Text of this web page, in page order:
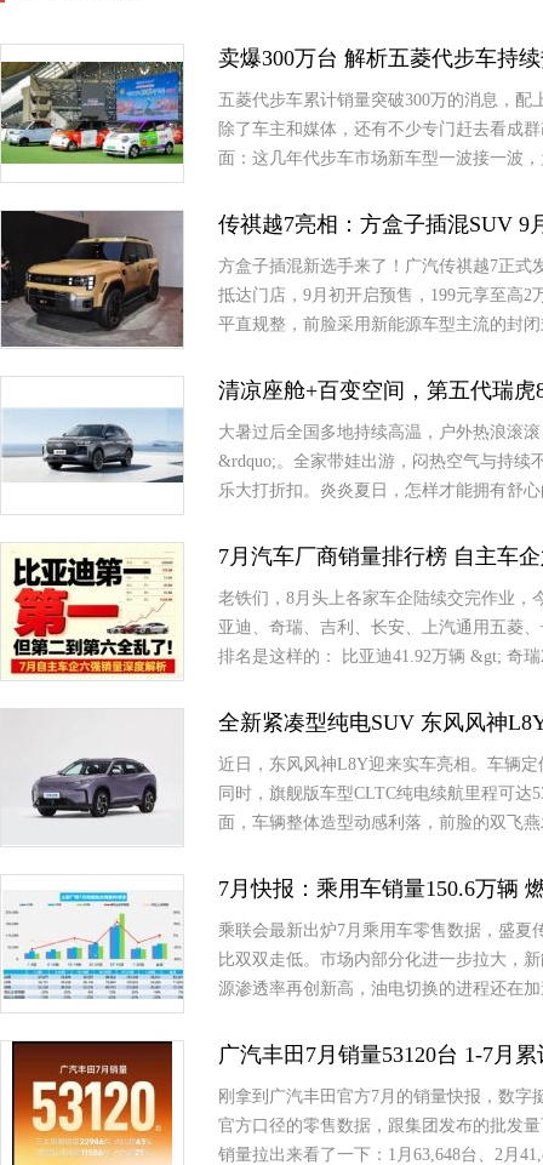
卖爆300万台 解析五菱代步车持
五菱代步车累计销量突破300万的消息，
除了车主和媒体，还有不少专门赶去看成
面：这几年代步车市场新车型一波接一波
传祺越7亮相：方盒子插混SUV 9
方盒子插混新选手来了！广汽传祺越7正式
抵达门店，9月初开启预售，199元享至高
平直规整，前脸采用新能源车型主流的封
清凉座舱+百变空间，第五代瑞
大暑过后全国多地持续高温，户外热浪滚
&rdquo;。全家带娃出游，闷热空气与持续
乐大打折扣。炎炎夏日，怎样才能拥有舒
7月汽车厂商销量排行榜 自主车
老铁们，8月头上各家车企陆续交完作业，
亚迪、奇瑞、吉利、长安、上汽通用五菱
排名是这样的： 比亚迪41.92万辆 &gt; 奇
全新紧凑型纯电SUV 东风风神
近日，东风风神L8Y迎来实车亮相。车辆
同时，旗舰版车型CLTC纯电续航里程可
面，车辆整体造型动感利落，前脸的双飞
7月快报：乘用车销量150.6万辆
乘联会最新出炉7月乘用车零售数据，盛夏
比双双走低。市场内部分化进一步拉大，
源渗透率再创新高，油电切换的进程还在
广汽丰田7月销量53120台 1-7月
刚拿到广汽丰田官方7月的销量快报，数字
官方口径的零售数据，跟集团发布的批发
销量拉出来看了一下：1月63,648台、2月